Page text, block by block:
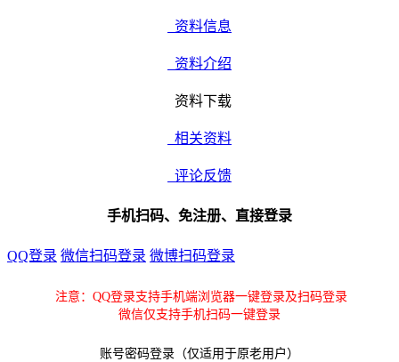
资料信息
资料介绍
资料下载
相关资料
评论反馈
手机扫码、免注册、直接登录
QQ登录 微信扫码登录 微博扫码登录
注意：QQ登录支持手机端浏览器一键登录及扫码登录
微信仅支持手机扫码一键登录
账号密码登录（仅适用于原老用户）